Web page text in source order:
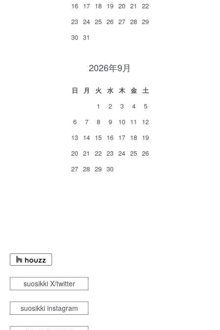
16 17 18 19 20 21
22
23 24 25 26 27 28 29
30 31
2026年9月
日 月 火 水 木 金
土
1
2 3 4
5
6
7 8 9 10 11
12
13 14 15 16 17 18 19
20 21 22 23 24 25 26
27 28 29 30
suosikki X/twitter
suosikki instagram